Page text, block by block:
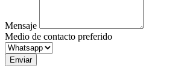
Mensaje
Medio de contacto preferido
Enviar